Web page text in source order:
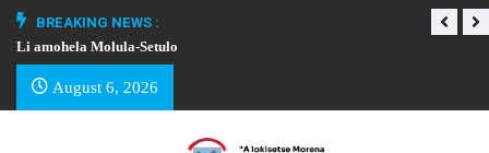
BREAKING NEWS :
Li amohela Molula-Setulo
August 6, 2026